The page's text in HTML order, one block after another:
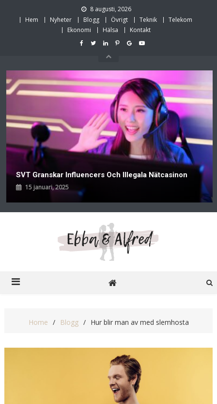
8 augusti, 2026
Hem
Nyheter Blogg Övrigt Teknik
Telekom
Ekonomi
Hälsa Kontakt
SVT Granskar Influencers Och Illegala Nätcasinon
15 januari, 2025
Home Blogg Hur blir man av med slemhosta